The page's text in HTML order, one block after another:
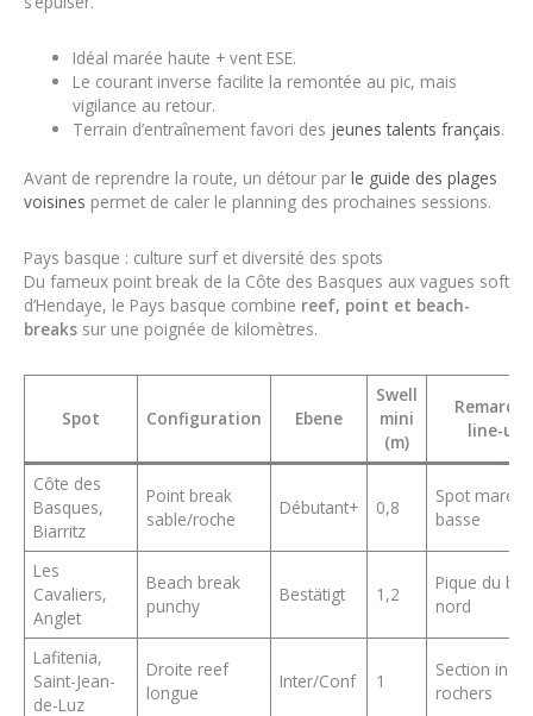
Idéal marée haute + vent ESE.
Le courant inverse facilite la remontée au pic, mais
vigilance au retour.
Terrain d’entraînement favori des jeunes talents français.
Avant de reprendre la route, un détour par le guide des plages
voisines permet de caler le planning des prochaines sessions.
Pays basque : culture surf et diversité des spots
Du fameux point break de la Côte des Basques aux vagues soft
d’Hendaye, le Pays basque combine reef, point et beach-
breaks sur une poignée de kilomètres.
Spot Configuration Ebene
Swell
mini
(m)
line-up
Côte des
Basques,
Biarritz
Point break
sable/roche
Débutant+ 0,8
Spot marée
basse
Les
Cavaliers,
Anglet
Beach break
punchy
Bestätigt 1,2
Pique du
nord
Lafitenia,
Saint-Jean-
de-Luz
Droite reef
longue
Inter/Conf 1
Section
rochers